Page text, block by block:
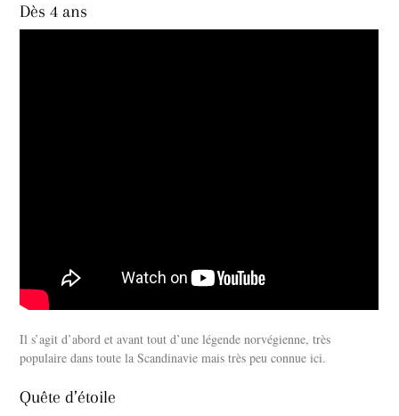
Dès 4 ans
Il s’agit d’abord et avant tout d’une légende norvégienne, très
populaire dans toute la Scandinavie mais très peu connue ici.
Quête d’étoile